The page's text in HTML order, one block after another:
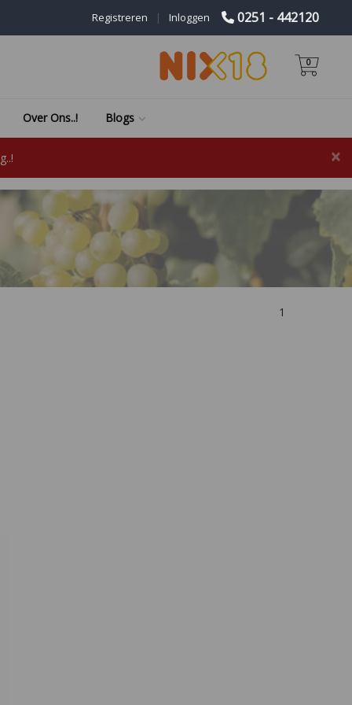
0251 - 442120
Inloggen
|
Registreren
0
Over Ons..! Blogs
×
1